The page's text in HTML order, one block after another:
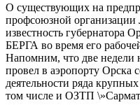
О существующих на
профсоюзной организации
известность губернатора
БЕРГА во время его
Напомним, что две недели
провел в аэропорту Орска
деятельности ряда
том числе и ОЗТП